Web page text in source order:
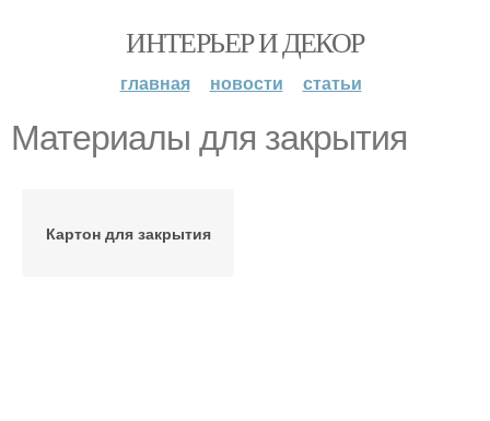
ИНТЕРЬЕР И ДЕКОР
главная новости статьи
Материалы для закрытия
Картон для закрытия